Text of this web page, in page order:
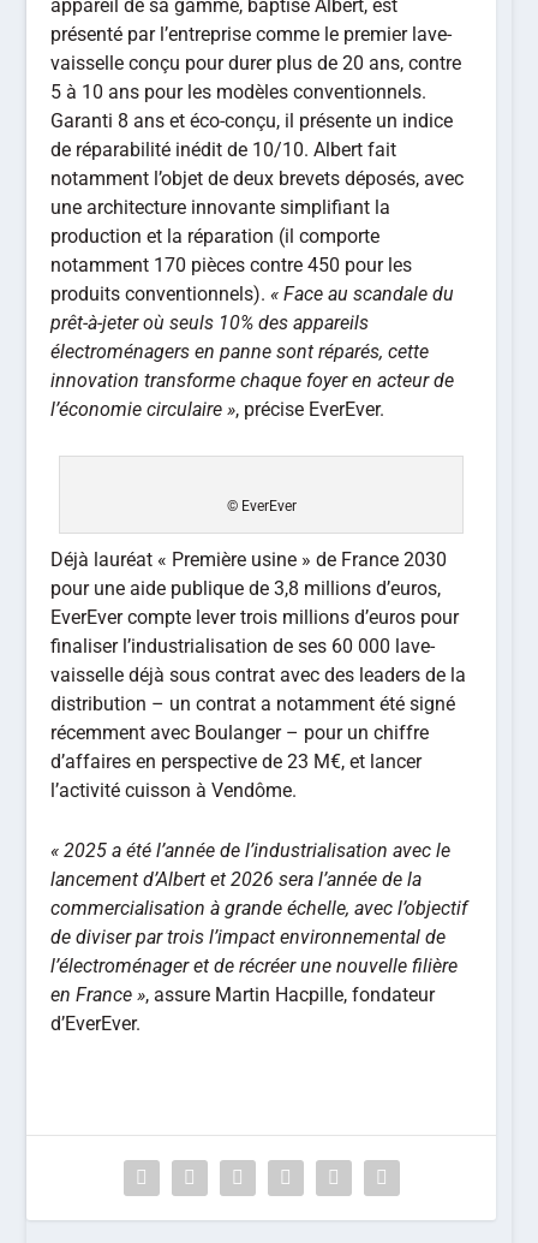
appareil de sa gamme, baptisé Albert, est
présenté par l’entreprise comme le premier lave-
vaisselle conçu pour durer plus de 20 ans, contre
5 à 10 ans pour les modèles conventionnels.
Garanti 8 ans et éco-conçu, il présente un indice
de réparabilité inédit de 10/10. Albert fait
notamment l’objet de deux brevets déposés, avec
une architecture innovante simplifiant la
production et la réparation (il comporte
notamment 170 pièces contre 450 pour les
produits conventionnels).« Face au scandale du
prêt-à-jeter où seuls 10% des appareils
électroménagers en panne sont réparés, cette
innovation transforme chaque foyer en acteur de
l’économie circulaire », précise EverEver.
© EverEver
Déjà lauréat « Première usine » de France 2030
pour une aide publique de 3,8 millions d’euros,
EverEver compte lever trois millions d’euros pour
finaliser l’industrialisation de ses 60 000 lave-
vaisselle déjà sous contrat avec des leaders de la
distribution – un contrat a notamment été signé
récemment avec Boulanger – pour un chiffre
d’affaires en perspective de 23 M€, et lancer
l’activité cuisson à Vendôme.
« 2025 a été l’année de l’industrialisation avec le
lancement d’Albert et 2026 sera l’année de la
commercialisation à grande échelle, avec l’objectif
de diviser par trois l’impact environnemental de
l’électroménager et de récréer une nouvelle filière
en France », assure Martin Hacpille, fondateur
d’EverEver.